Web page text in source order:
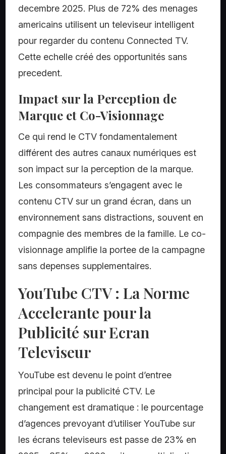
decembre 2025. Plus de 72% des menages
americains utilisent un televiseur intelligent
pour regarder du contenu Connected TV.
Cette echelle créé des opportunités sans
precedent.
Impact sur la Perception de
Marque et Co-Visionnage
Ce qui rend le CTV fondamentalement
différent des autres canaux numériques est
son impact sur la perception de la marque.
Les consommateurs s’engagent avec le
contenu CTV sur un grand écran, dans un
environnement sans distractions, souvent en
compagnie des membres de la famille. Le co-
visionnage amplifie la portee de la campagne
sans depenses supplementaires.
YouTube CTV : La Norme
Accelerante pour la
Publicité sur Ecran
Televiseur
YouTube est devenu le point d’entree
principal pour la publicité CTV. Le
changement est dramatique : le pourcentage
d’agences prevoyant d’utiliser YouTube sur
les écrans televiseurs est passe de 23% en